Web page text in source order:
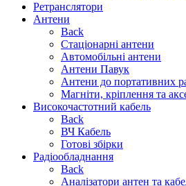
Ретранслятори
Антени
Back
Стаціонарні антени
Автомобільні антени
Антени Павук
Антени до портативних
Магніти, кріплення та
Високочастотний кабель
Back
ВЧ Кабель
Готові збірки
Радіообладнання
Back
Аналізатори антен та